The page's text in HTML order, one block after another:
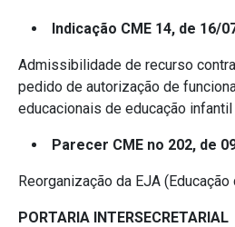
Indicação CME 14, de 16/
Admissibilidade de recurso
pedido de autorização de
educacionais de educação infantil
Parecer CME no 202, de
Reorganização da EJA
PORTARIA INTERSECRETARIAL